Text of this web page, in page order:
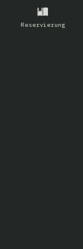
Reservierung